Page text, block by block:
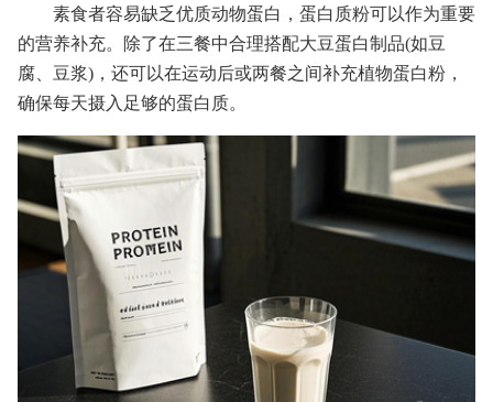
素食者容易缺乏优质动物蛋白，蛋白质粉可以作为重要
的营养补充。除了在三餐中合理搭配大豆蛋白制品(如豆
腐、豆浆)，还可以在运动后或两餐之间补充植物蛋白粉，
确保每天摄入足够的蛋白质。